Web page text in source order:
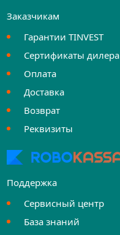
Заказчикам
Гарантии TINVEST
Сертификаты дилера
Оплата
Доставка
Возврат
Реквизиты
Поддержка
Сервисный центр
База знаний